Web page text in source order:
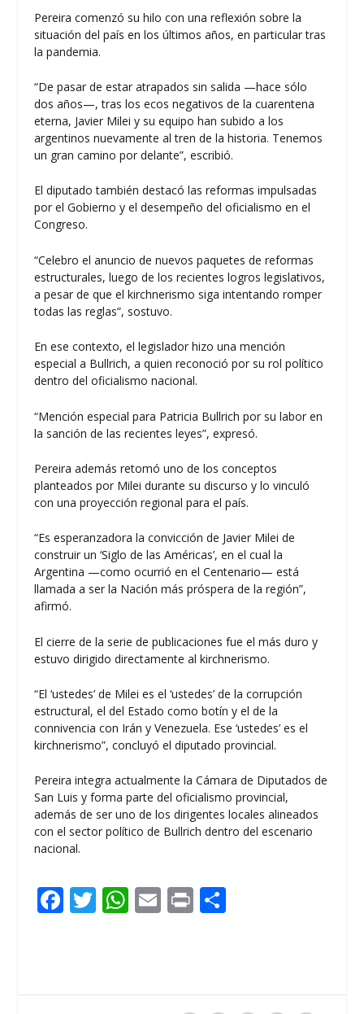
Pereira comenzó su hilo con una reflexión sobre la
situación del país en los últimos años, en particular tras
la pandemia.
“De pasar de estar atrapados sin salida —hace sólo
dos años—, tras los ecos negativos de la cuarentena
eterna, Javier Milei y su equipo han subido a los
argentinos nuevamente al tren de la historia. Tenemos
un gran camino por delante”, escribió.
El diputado también destacó las reformas impulsadas
por el Gobierno y el desempeño del oficialismo en el
Congreso.
“Celebro el anuncio de nuevos paquetes de reformas
estructurales, luego de los recientes logros legislativos,
a pesar de que el kirchnerismo siga intentando romper
todas las reglas”, sostuvo.
En ese contexto, el legislador hizo una mención
especial a Bullrich, a quien reconoció por su rol político
dentro del oficialismo nacional.
“Mención especial para Patricia Bullrich por su labor en
la sanción de las recientes leyes”, expresó.
Pereira además retomó uno de los conceptos
planteados por Milei durante su discurso y lo vinculó
con una proyección regional para el país.
“Es esperanzadora la convicción de Javier Milei de
construir un ‘Siglo de las Américas’, en el cual la
Argentina —como ocurrió en el Centenario— está
llamada a ser la Nación más próspera de la región”,
afirmó.
El cierre de la serie de publicaciones fue el más duro y
estuvo dirigido directamente al kirchnerismo.
“El ‘ustedes’ de Milei es el ‘ustedes’ de la corrupción
estructural, el del Estado como botín y el de la
connivencia con Irán y Venezuela. Ese ‘ustedes’ es el
kirchnerismo”, concluyó el diputado provincial.
Pereira integra actualmente la Cámara de Diputados de
San Luis y forma parte del oficialismo provincial,
además de ser uno de los dirigentes locales alineados
con el sector político de Bullrich dentro del escenario
nacional.
F
o
T W
A
E Pr
ar